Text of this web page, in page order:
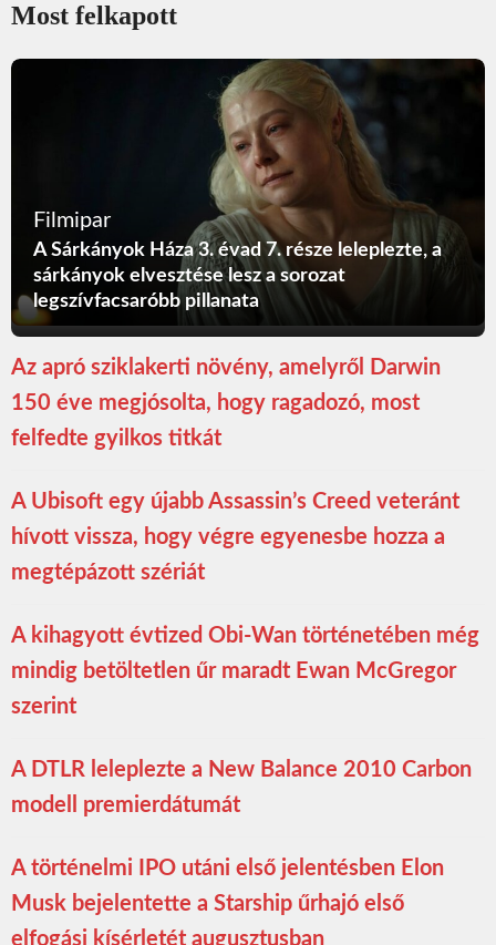
Most felkapott
Filmipar
A Sárkányok Háza 3. évad 7. része leleplezte, a
sárkányok elvesztése lesz a sorozat
legszívfacsaróbb pillanata
Az apró sziklakerti növény, amelyről Darwin
150 éve megjósolta, hogy ragadozó, most
felfedte gyilkos titkát
A Ubisoft egy újabb Assassin’s Creed veteránt
hívott vissza, hogy végre egyenesbe hozza a
megtépázott szériát
A kihagyott évtized Obi-Wan történetében még
mindig betöltetlen űr maradt Ewan McGregor
szerint
A DTLR leleplezte a New Balance 2010 Carbon
modell premierdátumát
A történelmi IPO utáni első jelentésben Elon
Musk bejelentette a Starship űrhajó első
elfogási kísérletét augusztusban